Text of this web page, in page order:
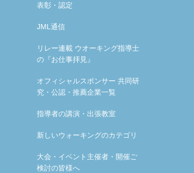
表彰・認定
JML通信
リレー連載 ウオーキング指導士
の『お仕事拝見』
オフィシャルスポンサー 共同研
究・公認・推薦企業一覧
指導者の講演・出張教室
新しいウォーキングのカテゴリ
大会・イベント主催者・開催ご
検討の皆様へ